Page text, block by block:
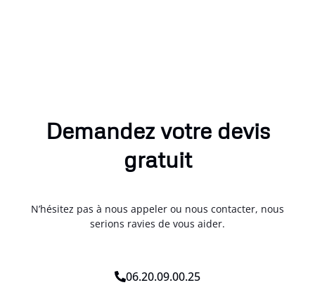
Demandez votre devis
gratuit
N’hésitez pas à nous appeler ou nous contacter, nous
serions ravies de vous aider.
06.20.09.00.25